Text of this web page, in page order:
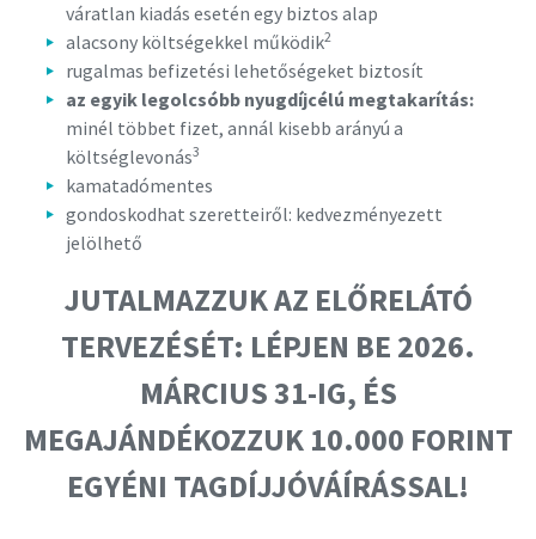
váratlan kiadás esetén egy biztos alap
alacsony költségekkel működik2
rugalmas befizetési lehetőségeket biztosít
az egyik legolcsóbb nyugdíjcélú megtakarítás:
minél többet fizet, annál kisebb arányú a
költséglevonás3
kamatadómentes
gondoskodhat szeretteiről: kedvezményezett
jelölhető
JUTALMAZZUK AZ ELŐRELÁTÓ
TERVEZÉSÉT: LÉPJEN BE 2026.
MÁRCIUS 31-IG, ÉS
MEGAJÁNDÉKOZZUK 10.000 FORINT
EGYÉNI TAGDÍJJÓVÁÍRÁSSAL!